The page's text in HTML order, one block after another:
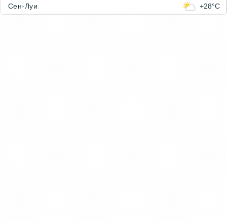
Сен-Луи
+28°C